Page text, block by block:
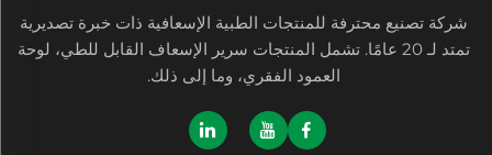
شركة تصنيع محترفة للمنتجات الطبية الإسعافية ذات خبرة تصديرية
تمتد لـ 20 عامًا. تشمل المنتجات سرير الإسعاف القابل للطي، لوحة
العمود الفقري، وما إلى ذلك.